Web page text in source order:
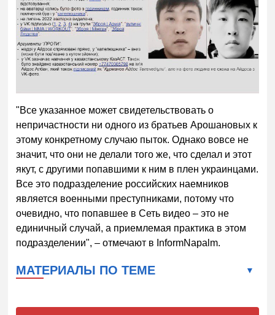
"Все указанное может свидетельствовать о
непричастности ни одного из братьев Арошановых к
этому конкретному случаю пыток. Однако вовсе не
значит, что они не делали того же, что сделал и этот
якут, с другими попавшими к ним в плен украинцами.
​Все это подразделение российских наемников
является военными преступниками, потому что
очевидно, что попавшее в Сеть видео – это не
единичный случай, а приемлемая практика в этом
подразделении", – отмечают в InformNapalm.
МАТЕРИАЛЫ ПО ТЕМЕ